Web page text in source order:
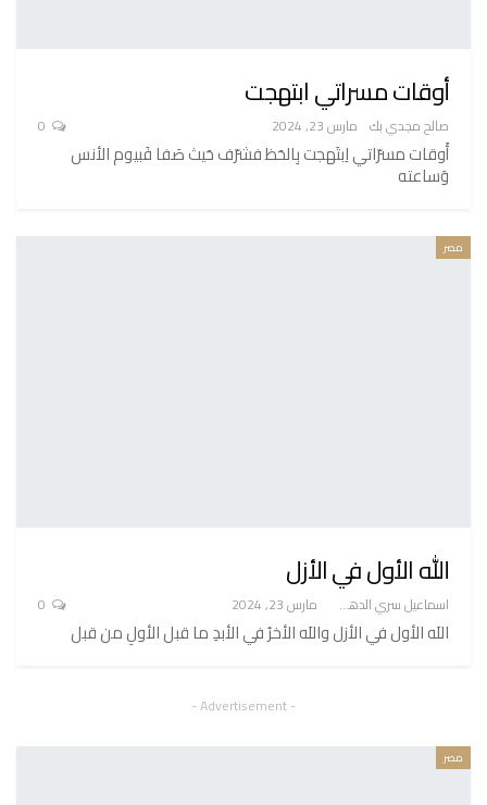
أوقات مسراتي ابتهجت
صالح مجدي بك مارس 23, 2024
أَوقات مسرّاتي اِبتَهجت بِالحَظ فشرّف حَيث صَفا فَبيوم الأنس
وَساعته
مصر
الله الأول في الأزل
اسماعيل سري الدهشان مارس 23, 2024
اللَه الأول في الأزل واللَه الأخرُ في الأبدِ ما قبل الأولِ من قبل
- Advertisement -
مصر